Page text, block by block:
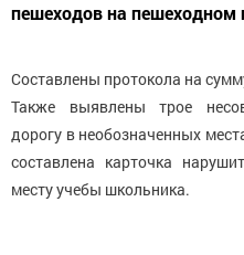
пешеходов на пешеходном
Составлены протокола на
Также выявлены трое
дорогу в необозначенных
составлена карточка
месту учебы школьника.